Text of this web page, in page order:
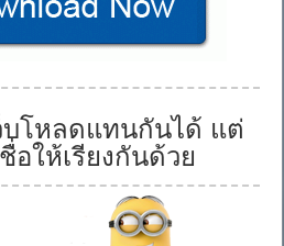
บโหลดแทนกันได้ แต่
อให้เรียงกันด้วย